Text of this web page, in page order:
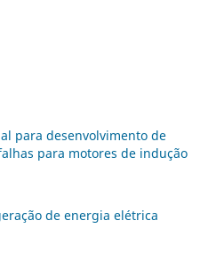
para desenvolvimento de
para motores de indução
de energia elétrica